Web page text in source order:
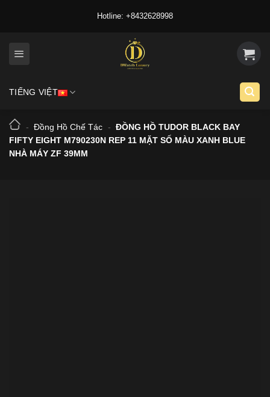
Hotline: +8432628998
TIẾNG VIỆT
- Đồng Hồ Chế Tác - ĐỒNG HỒ TUDOR BLACK BAY
FIFTY EIGHT M790230N REP 11 MẶT SỐ MÀU XANH BLUE
NHÀ MÁY ZF 39MM